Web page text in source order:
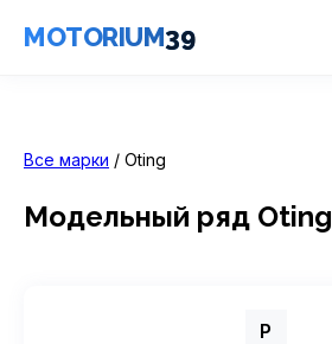
MOTORIUM39
Все марки / Oting
Модельный ряд Oting
P